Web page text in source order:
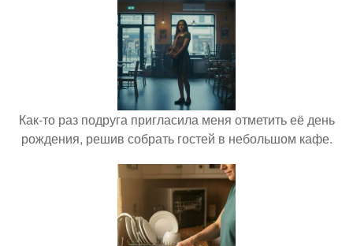
Как-то раз подруга пригласила меня отметить её день
рождения, решив собрать гостей в небольшом кафе.